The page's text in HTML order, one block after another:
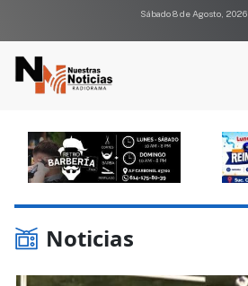
Sábado 8 de Agosto, 2026
Noticias